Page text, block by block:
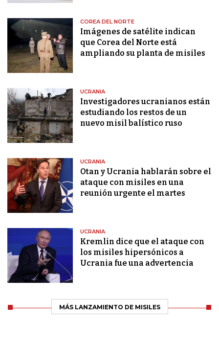
COREA DEL NORTE
Imágenes de satélite indican
que Corea del Norte está
ampliando su planta de misiles
UCRANIA
Investigadores ucranianos están
estudiando los restos de un
nuevo misil balístico ruso
UCRANIA
Otan y Ucrania hablarán sobre el
ataque con misiles en una
reunión urgente el martes
UCRANIA
Kremlin dice que el ataque con
los misiles hipersónicos a
Ucrania fue una advertencia
MÁS LANZAMIENTO DE MISILES